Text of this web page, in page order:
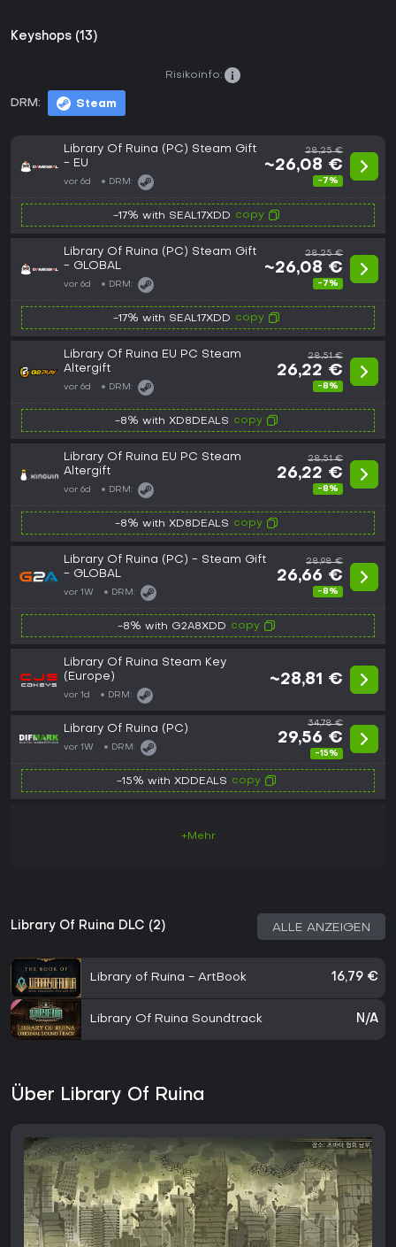
Keyshops (13)
DRM: Steam
Risikoinfo:
Library Of Ruina (PC) Steam Gift
- EU
vor 6d DRM:
28,25 €
~26,08 €
-7%
-17% with SEAL17XDD copy
Library Of Ruina (PC) Steam Gift
- GLOBAL
vor 6d DRM:
28,25 €
~26,08 €
-7%
-17% with SEAL17XDD copy
Library Of Ruina EU PC Steam
Altergift
vor 6d DRM:
28,51 €
26,22 €
-8%
-8% with XD8DEALS copy
Library Of Ruina EU PC Steam
Altergift
vor 6d DRM:
28,51 €
26,22 €
-8%
-8% with XD8DEALS copy
Library Of Ruina (PC) - Steam Gift
- GLOBAL
vor 1W DRM:
28,98 €
26,66 €
-8%
-8% with G2A8XDD copy
Library Of Ruina Steam Key
(Europe)
vor 1d DRM:
~28,81 €
Library Of Ruina (PC)
vor 1W DRM:
34,78 €
29,56 €
-15%
-15% with XDDEALS copy
+Mehr
Library Of Ruina DLC (2) ALLE ANZEIGEN
Library of Ruina - ArtBook 16,79 €
Library Of Ruina Soundtrack N/A
Über Library Of Ruina